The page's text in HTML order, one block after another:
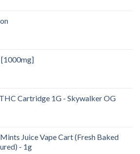
Cartridge 1G - Skywalker OG
Juice Vape Cart (Fresh Baked
- 1g